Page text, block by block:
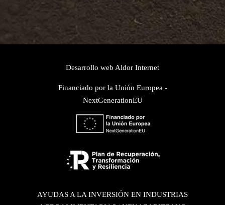
Desarrollo web Aldor Internet
Financiado por la Unión Europea -
NextGenerationEU
AYUDAS A LA INVERSIÓN EN INDUSTRIAS